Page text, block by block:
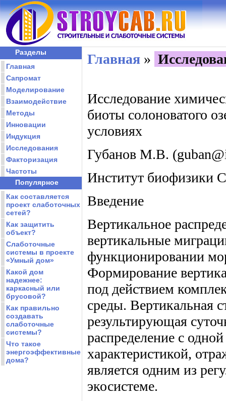
Разделы
Главная
Сапромат
Моделирование
Взаимодействие
Методы
Инновации
Индукция
Исследования
Факторизация
Частоты
Популярное
Как составляется
проект слаботочных
сетей?
Как защитить
объект?
Слаботочные
системы в проекте
«Умный дом»
Какой дом
надежнее:
каркасный или
брусовой?
Как правильно
создавать
слаботочные
системы?
Что такое
энергоэффективные
дома?
Главная »
Исследование
биоты солоноватого
условиях
Губанов М.В.
Институт биофизики
Введение
Вертикальное
вертикальные
функционировании
Формирование
под действием
среды. Вертикальная
результирующая
распределение с
характеристикой,
является одним из
экосистеме.